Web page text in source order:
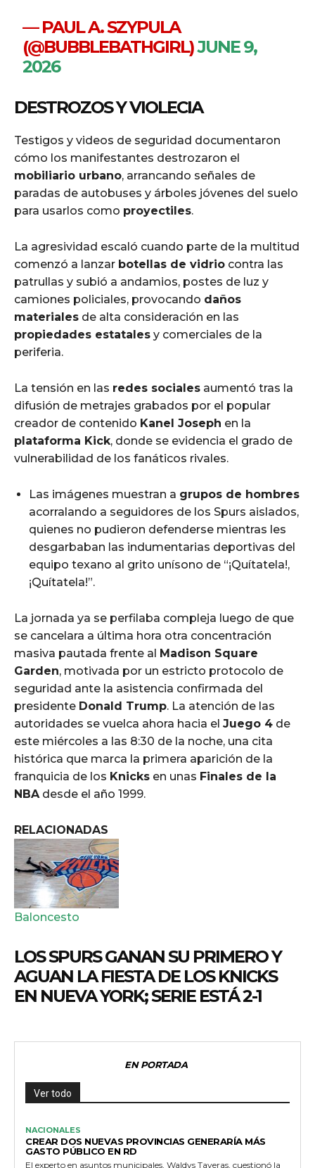
— PAUL A. SZYPULA
(@BUBBLEBATHGIRL)JUNE 9,
2026
DESTROZOS Y VIOLECIA
Testigos y videos de seguridad documentaron
cómo los manifestantes destrozaron el
mobiliario urbano, arrancando señales de
paradas de autobuses y árboles jóvenes del suelo
para usarlos como proyectiles.
La agresividad escaló cuando parte de la multitud
comenzó a lanzar botellas de vidrio contra las
patrullas y subió a andamios, postes de luz y
camiones policiales, provocando daños
materiales de alta consideración en las
propiedades estatales y comerciales de la
periferia.
La tensión en las redes sociales aumentó tras la
difusión de metrajes grabados por el popular
creador de contenido Kanel Joseph en la
plataforma Kick, donde se evidencia el grado de
vulnerabilidad de los fanáticos rivales.
Las imágenes muestran a grupos de hombres
acorralando a seguidores de los Spurs aislados,
quienes no pudieron defenderse mientras les
desgarbaban las indumentarias deportivas del
equipo texano al grito unísono de “¡Quítatela!,
¡Quítatela!”.
La jornada ya se perfilaba compleja luego de que
se cancelara a última hora otra concentración
masiva pautada frente al Madison Square
Garden, motivada por un estricto protocolo de
seguridad ante la asistencia confirmada del
presidente Donald Trump. La atención de las
autoridades se vuelca ahora hacia el Juego 4 de
este miércoles a las 8:30 de la noche, una cita
histórica que marca la primera aparición de la
franquicia de los Knicks en unas Finales de la
NBA desde el año 1999.
RELACIONADAS
Baloncesto
LOS SPURS GANAN SU PRIMERO Y
AGUAN LA FIESTA DE LOS KNICKS
EN NUEVA YORK; SERIE ESTÁ 2-1
EN PORTADA
Ver todo
NACIONALES
CREAR DOS NUEVAS PROVINCIAS GENERARÍA MÁS
GASTO PÚBLICO EN RD
El experto en asuntos municipales, Waldys Taveras, cuestionó la